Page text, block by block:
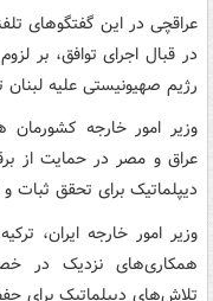
عراقچی در این گفتگوهای
در قبال اجرای توافق، بر
رژیم صهیونیستی علیه لبنان
وزیر امور خارجه
عراق و مصر در حمایت از
دیپلماتیک برای تحقق ثبات
وزیر امور خارجه ایران،
همکاری‌های نزدیک در
تلاش‌های دیپلماتیک برای